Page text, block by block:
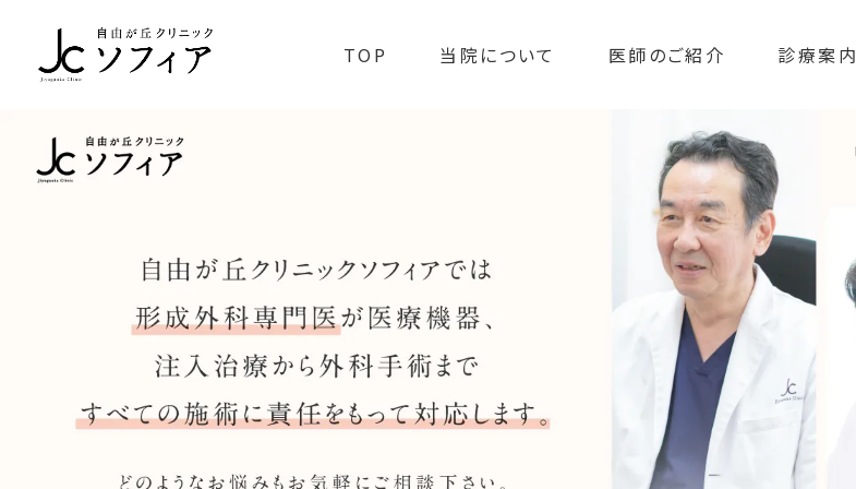
TOP 当院について 医師のご紹介 診療案内